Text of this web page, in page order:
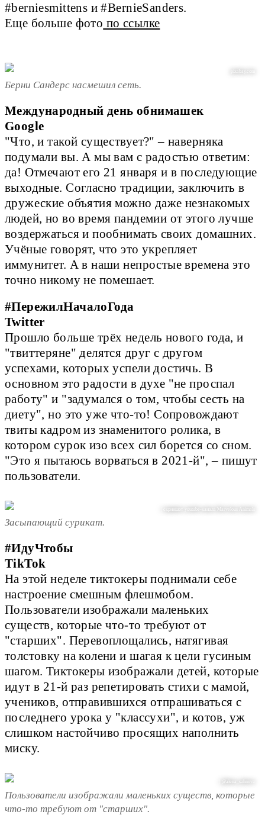
#berniesmittens и #BernieSanders.
Еще больше фото по ссылке
pixabay.com
Берни Сандерс насмешил сеть.
Международный день обнимашек
Google
"Что, и такой существует?" – наверняка
подумали вы. А мы вам с радостью ответим:
да! Отмечают его 21 января и в последующие
выходные. Согласно традиции, заключить в
дружеские объятия можно даже незнакомых
людей, но во время пандемии от этого лучше
воздержаться и пообнимать своих домашних.
Учёные говорят, что это укрепляет
иммунитет. А в наши непростые времена это
точно никому не помешает.
#ПережилНачалоГода
Twitter
Прошло больше трёх недель нового года, и
"твиттеряне" делятся друг с другом
успехами, которых успели достичь. В
основном это радости в духе "не проспал
работу" и "задумался о том, чтобы сесть на
диету", но это уже что-то! Сопровождают
твиты кадром из знаменитого ролика, в
котором сурок изо всех сил борется со сном.
"Это я пытаюсь ворваться в 2021-й", – пишут
пользователи.
| скриншот youtube-канала Marvelous Animals
Засыпающий сурикат.
#ИдуЧтобы
TikTok
На этой неделе тиктокеры поднимали себе
настроение смешным флешмобом.
Пользователи изображали маленьких
существ, которые что-то требуют от
"старших". Перевоплощались, натягивая
толстовку на колени и шагая к цели гусиным
шагом. Тиктокеры изображали детей, которые
идут в 21-й раз репетировать стихи с мамой,
учеников, отправившихся отпрашиваться с
последнего урока у "классухи", и котов, уж
слишком настойчиво просящих наполнить
миску.
| @alena_sahnova
Пользователи изображали маленьких существ, которые
что-то требуют от "старших".